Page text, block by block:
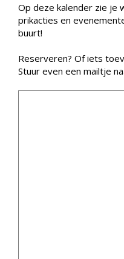
Op deze kalender zie je
prikacties en
buurt!
Reserveren? Of iets
Stuur even een mailtje